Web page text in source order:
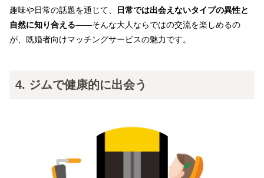
趣味や日常の話題を通じて、
日常では出会えないタイプの異性と
自然に知り合える――そんな大人ならではの交流を楽しめるの
が、既婚者向けマッチングサービスの魅力です。
4. ジムで健康的に出会う